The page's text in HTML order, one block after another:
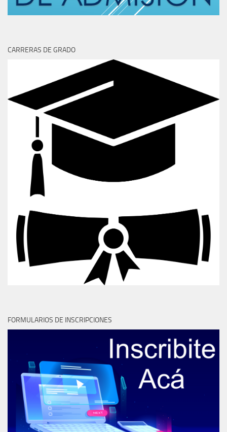
CARRERAS DE GRADO
FORMULARIOS DE INSCRIPCIONES